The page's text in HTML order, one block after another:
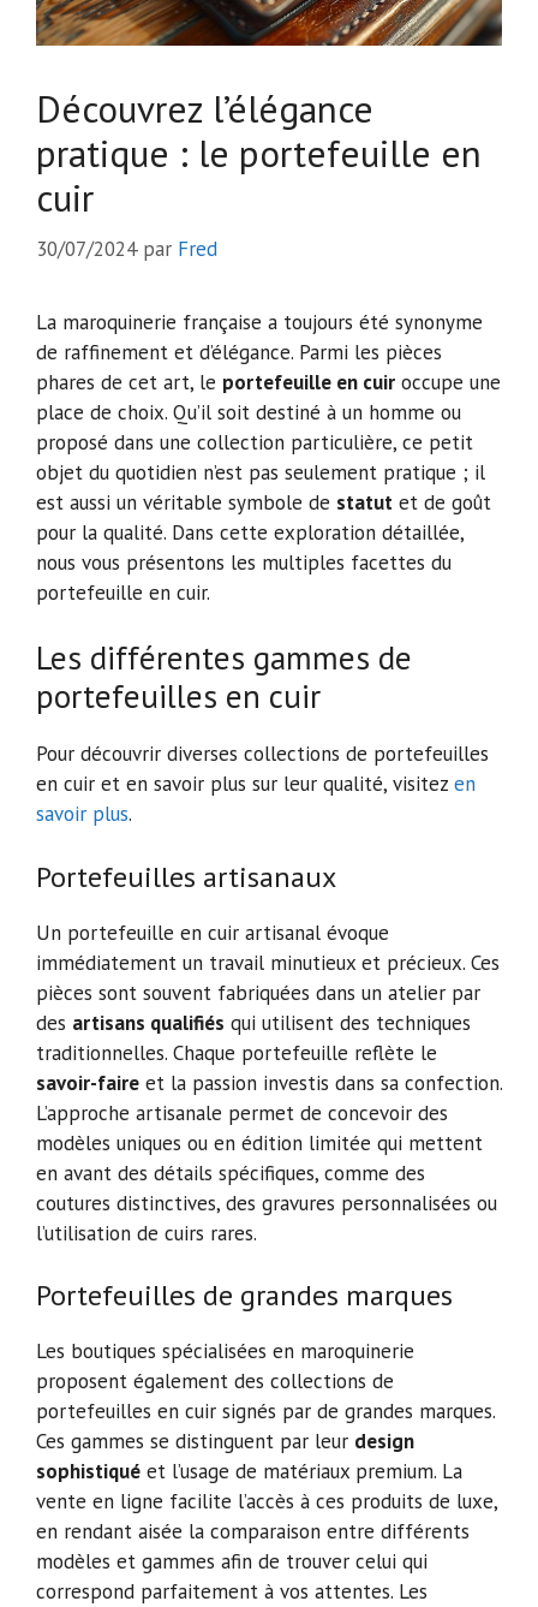
Découvrez l’élégance
pratique : le portefeuille en
cuir
30/07/2024 par Fred
La maroquinerie française a toujours été synonyme
de raffinement et d’élégance. Parmi les pièces
phares de cet art, le portefeuille en cuir occupe une
place de choix. Qu’il soit destiné à un homme ou
proposé dans une collection particulière, ce petit
objet du quotidien n’est pas seulement pratique ; il
est aussi un véritable symbole de statut et de goût
pour la qualité. Dans cette exploration détaillée,
nous vous présentons les multiples facettes du
portefeuille en cuir.
Les différentes gammes de
portefeuilles en cuir
Pour découvrir diverses collections de portefeuilles
en cuir et en savoir plus sur leur qualité, visitez en
savoir plus.
Portefeuilles artisanaux
Un portefeuille en cuir artisanal évoque
immédiatement un travail minutieux et précieux. Ces
pièces sont souvent fabriquées dans un atelier par
des artisans qualifiés qui utilisent des techniques
traditionnelles. Chaque portefeuille reflète le
savoir-faire et la passion investis dans sa confection.
L’approche artisanale permet de concevoir des
modèles uniques ou en édition limitée qui mettent
en avant des détails spécifiques, comme des
coutures distinctives, des gravures personnalisées ou
l’utilisation de cuirs rares.
Portefeuilles de grandes marques
Les boutiques spécialisées en maroquinerie
proposent également des collections de
portefeuilles en cuir signés par de grandes marques.
Ces gammes se distinguent par leur design
sophistiqué et l’usage de matériaux premium. La
vente en ligne facilite l’accès à ces produits de luxe,
en rendant aisée la comparaison entre différents
modèles et gammes afin de trouver celui qui
correspond parfaitement à vos attentes. Les